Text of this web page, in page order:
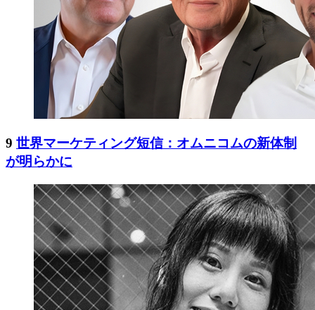
9 世界マーケティング短信：オムニコムの新体制
が明らかに